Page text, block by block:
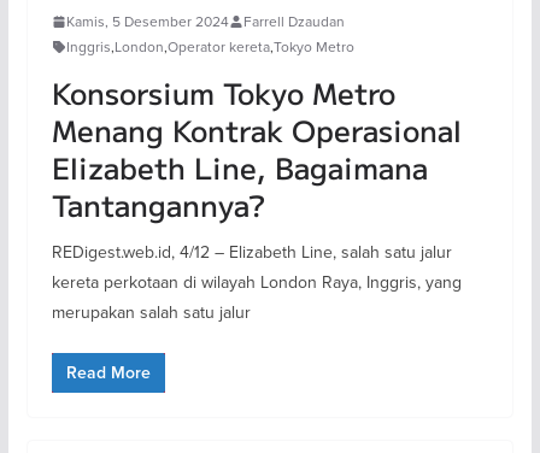
Kamis, 5 Desember 2024
Farrell Dzaudan
Inggris,London,Operator kereta,Tokyo Metro
Konsorsium Tokyo Metro
Menang Kontrak Operasional
Elizabeth Line, Bagaimana
Tantangannya?
REDigest.web.id, 4/12 – Elizabeth Line, salah satu jalur
kereta perkotaan di wilayah London Raya, Inggris, yang
merupakan salah satu jalur
Read More